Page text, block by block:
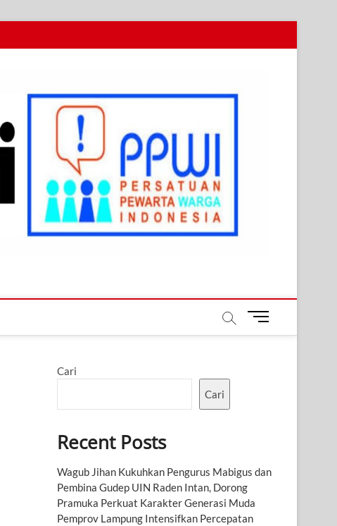
M
Cari
Cari
Recent Posts
Wagub Jihan Kukuhkan Pengurus Mabigus dan
Pembina Gudep UIN Raden Intan, Dorong
Pramuka Perkuat Karakter Generasi Muda
Pemprov Lampung Intensifkan Percepatan